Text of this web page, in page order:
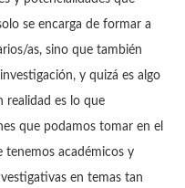
se encarga de formar a
as, sino que también
y quizá es algo
realidad es lo que
que podamos tomar en el
tenemos académicos y
en temas tan